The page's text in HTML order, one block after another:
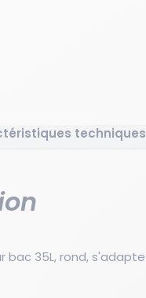
techniques
bac 35L, rond,
pour bacs de 35L.